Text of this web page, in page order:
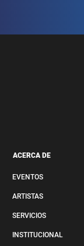
ACERCA DE
EVENTOS
ARTISTAS
SERVICIOS
INSTITUCIONAL